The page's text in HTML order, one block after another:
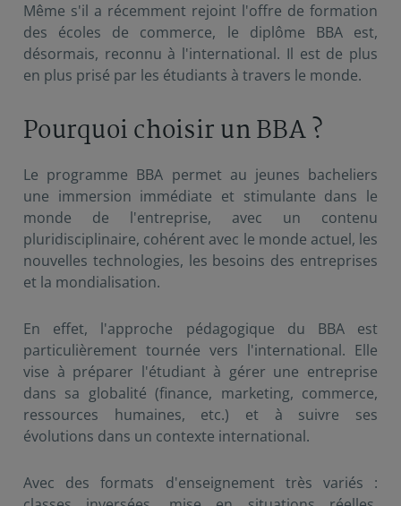
Même s'il a récemment rejoint l'offre de formation
des écoles de commerce, le diplôme BBA est,
désormais, reconnu à l'international. Il est de plus
en plus prisé par les étudiants à travers le monde.
Pourquoi choisir un BBA ?
Le programme BBA permet au jeunes bacheliers
une immersion immédiate et stimulante dans le
monde de l'entreprise, avec un contenu
pluridisciplinaire, cohérent avec le monde actuel, les
nouvelles technologies, les besoins des entreprises
et la mondialisation.
En effet, l'approche pédagogique du BBA est
particulièrement tournée vers l'international. Elle
vise à préparer l'étudiant à gérer une entreprise
dans sa globalité (finance, marketing, commerce,
ressources humaines, etc.) et à suivre ses
évolutions dans un contexte international.
Avec des formats d'enseignement très variés :